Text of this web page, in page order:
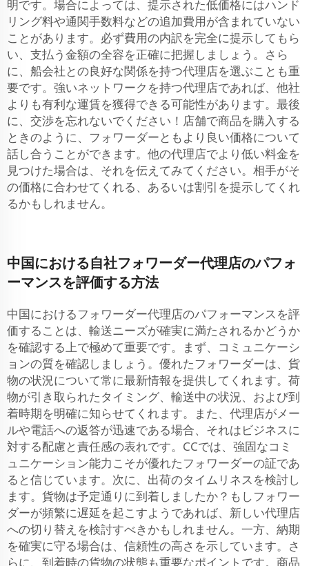
明です。場合によっては、提示された低価格にはハンド
リング料や通関手数料などの追加費用が含まれていない
ことがあります。必ず費用の内訳を完全に提示してもら
い、支払う金額の全容を正確に把握しましょう。さら
に、船会社との良好な関係を持つ代理店を選ぶことも重
要です。強いネットワークを持つ代理店であれば、他社
よりも有利な運賃を獲得できる可能性があります。最後
に、交渉を忘れないでください！店舗で商品を購入する
ときのように、フォワーダーともより良い価格について
話し合うことができます。他の代理店でより低い料金を
見つけた場合は、それを伝えてみてください。相手がそ
の価格に合わせてくれる、あるいは割引を提示してくれ
るかもしれません。
中国における自社フォワーダー代理店のパフォ
ーマンスを評価する方法
中国におけるフォワーダー代理店のパフォーマンスを評
価することは、輸送ニーズが確実に満たされるかどうか
を確認する上で極めて重要です。まず、コミュニケーシ
ョンの質を確認しましょう。優れたフォワーダーは、貨
物の状況について常に最新情報を提供してくれます。荷
物が引き取られたタイミング、輸送中の状況、および到
着時期を明確に知らせてくれます。また、代理店がメー
ルや電話への返答が迅速である場合、それはビジネスに
対する配慮と責任感の表れです。CCでは、強固なコミ
ュニケーション能力こそが優れたフォワーダーの証であ
ると信じています。次に、出荷のタイムリネスを検討し
ます。貨物は予定通りに到着しましたか？もしフォワー
ダーが頻繁に遅延を起こすようであれば、新しい代理店
への切り替えを検討すべきかもしれません。一方、納期
を確実に守る場合は、信頼性の高さを示しています。さ
らに、到着時の貨物の状態も重要なポイントです。商品